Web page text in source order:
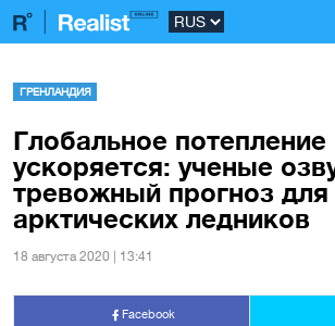
ГРЕНЛАНДИЯ
Глобальное потепление
ускоряется: ученые
тревожный прогноз для
арктических ледников
18 августа 2020 | 13:41
Facebook